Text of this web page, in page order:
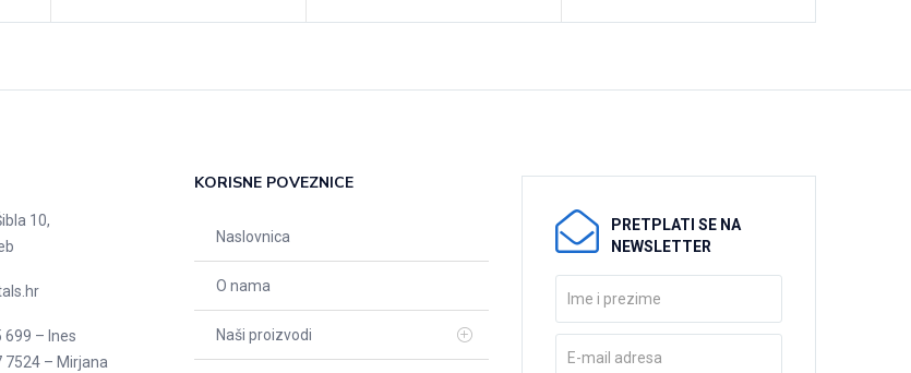
10,
699 – Ines
7524 – Mirjana
KORISNE POVEZNICE
Naslovnica
O nama
Naši proizvodi
PRETPLATI SE NA
NEWSLETTER